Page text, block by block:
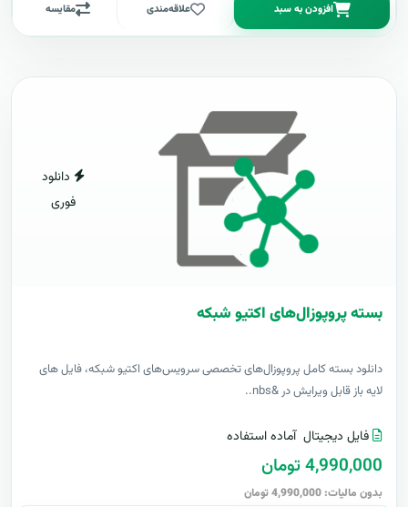
افزودن به سبد علاقه‌مندی مقایسه
دانلود
فوری
بسته پروپوزال‌های اکتیو شبکه
دانلود بسته کامل پروپوزال‌های تخصصی سرویس‌های اکتیو شبکه، فایل های
لایه باز قابل ویرایش در &nbs..
فایل دیجیتال آماده استفاده
4,990,000 تومان
بدون مالیات: 4,990,000 تومان